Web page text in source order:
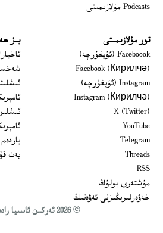
Podcasts مۇلازىمىتى
تور مۇلازىمىتى
Faceboook (ئۇيغۇرچە)
Opens in new window
Facebook (Кирилчә)
Opens in new window
Instagram (ئۇيغۇرچە)
Opens in new window
Instagram (Кирилчә)
Opens in new window
X (Twitter)
YouTube
Telegram
Threads
RSS
مۇشتەرى بولۇڭ
خەۋەرلىرىڭىزنى ئەۋەتىڭ
بىز
ياردەم
بەت
© 2026 ئەركىن ئاسىيا رادىيوسى